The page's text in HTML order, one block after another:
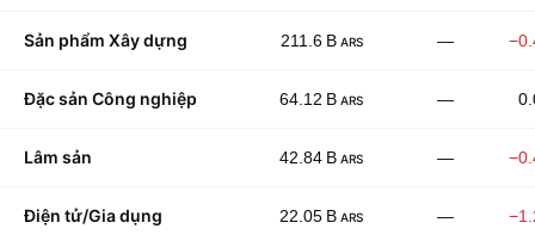
Sản phẩm Xây dựng 211.6 B ARS —
Đặc sản Công nghiệp 64.12 B ARS —
Lâm sản 42.84 B ARS —
Điện tử/Gia dụng 22.05 B ARS —